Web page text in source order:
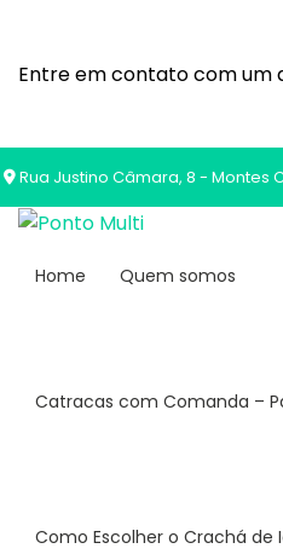
Entre em contato com um
Rua Justino Câmara, 8 - Montes
Home Quem somos
Catracas com Comanda –
Como Escolher o Crachá